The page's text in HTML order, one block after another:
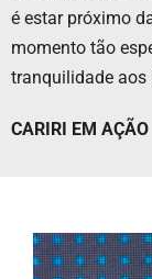
é estar próximo
momento tão
tranquilidade aos
CARIRI EM AÇÃO